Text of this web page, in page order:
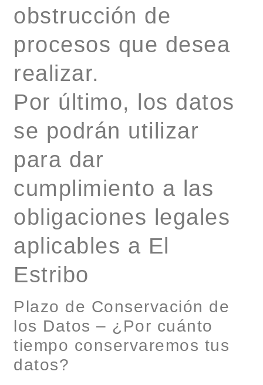
obstrucción de
procesos que desea
realizar.
Por último, los datos
se podrán utilizar
para dar
cumplimiento a las
obligaciones legales
aplicables a El
Estribo
Plazo de Conservación de
los Datos – ¿Por cuánto
tiempo conservaremos tus
datos?